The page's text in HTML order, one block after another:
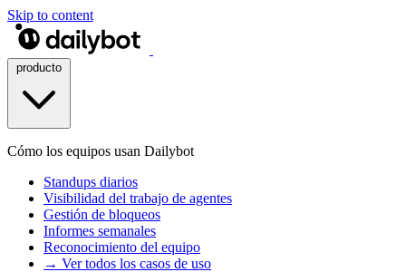
Skip to content
Cómo los equipos usan Dailybot
Standups diarios
Visibilidad del trabajo de agentes
Gestión de bloqueos
Informes semanales
Reconocimiento del equipo
→ Ver todos los casos de uso